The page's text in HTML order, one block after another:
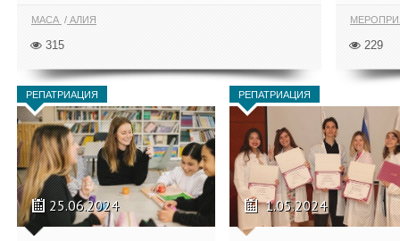
МАСА АЛИЯ
315 229
РЕПАТРИАЦИЯ
25.06.2024
РЕПАТРИАЦИЯ
1.05.2024